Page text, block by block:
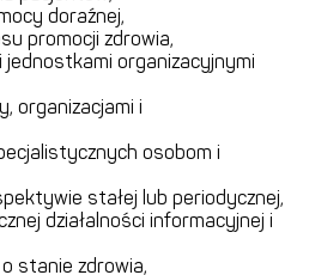
doraźnej,
promocji zdrowia,
jednostkami organizacyjnymi
organizacjami i
osobom i
stałej lub periodycznej,
działalności informacyjnej i
stanie zdrowia,